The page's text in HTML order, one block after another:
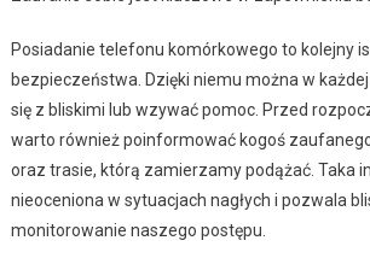
Posiadanie telefonu komórkowego to kolejny
bezpieczeństwa. Dzięki niemu można w
się z bliskimi lub wzywać pomoc. Przed
warto również poinformować kogoś
oraz trasie, którą zamierzamy podążać. Taka
nieoceniona w sytuacjach nagłych i pozwala
monitorowanie naszego postępu.